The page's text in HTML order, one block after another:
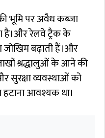
भूमि पर अवैध कब्जा
है।और रेलवे ट्रैक के
बढ़ाती हैं।और
श्रद्धालुओं के आने की
सुरक्षा व्यवस्थाओं को
आवश्यक था।